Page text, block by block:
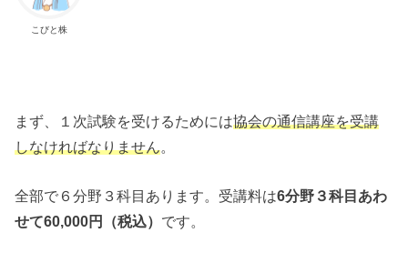
こびと株
まず、１次試験を受けるためには協会の通信講座を受講
しなければなりません
全部で６分野３科目あります。受講料は6分野３科目あわ
せて60,000円（税込） です。